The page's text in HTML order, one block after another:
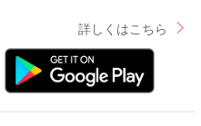
詳しくはこちら